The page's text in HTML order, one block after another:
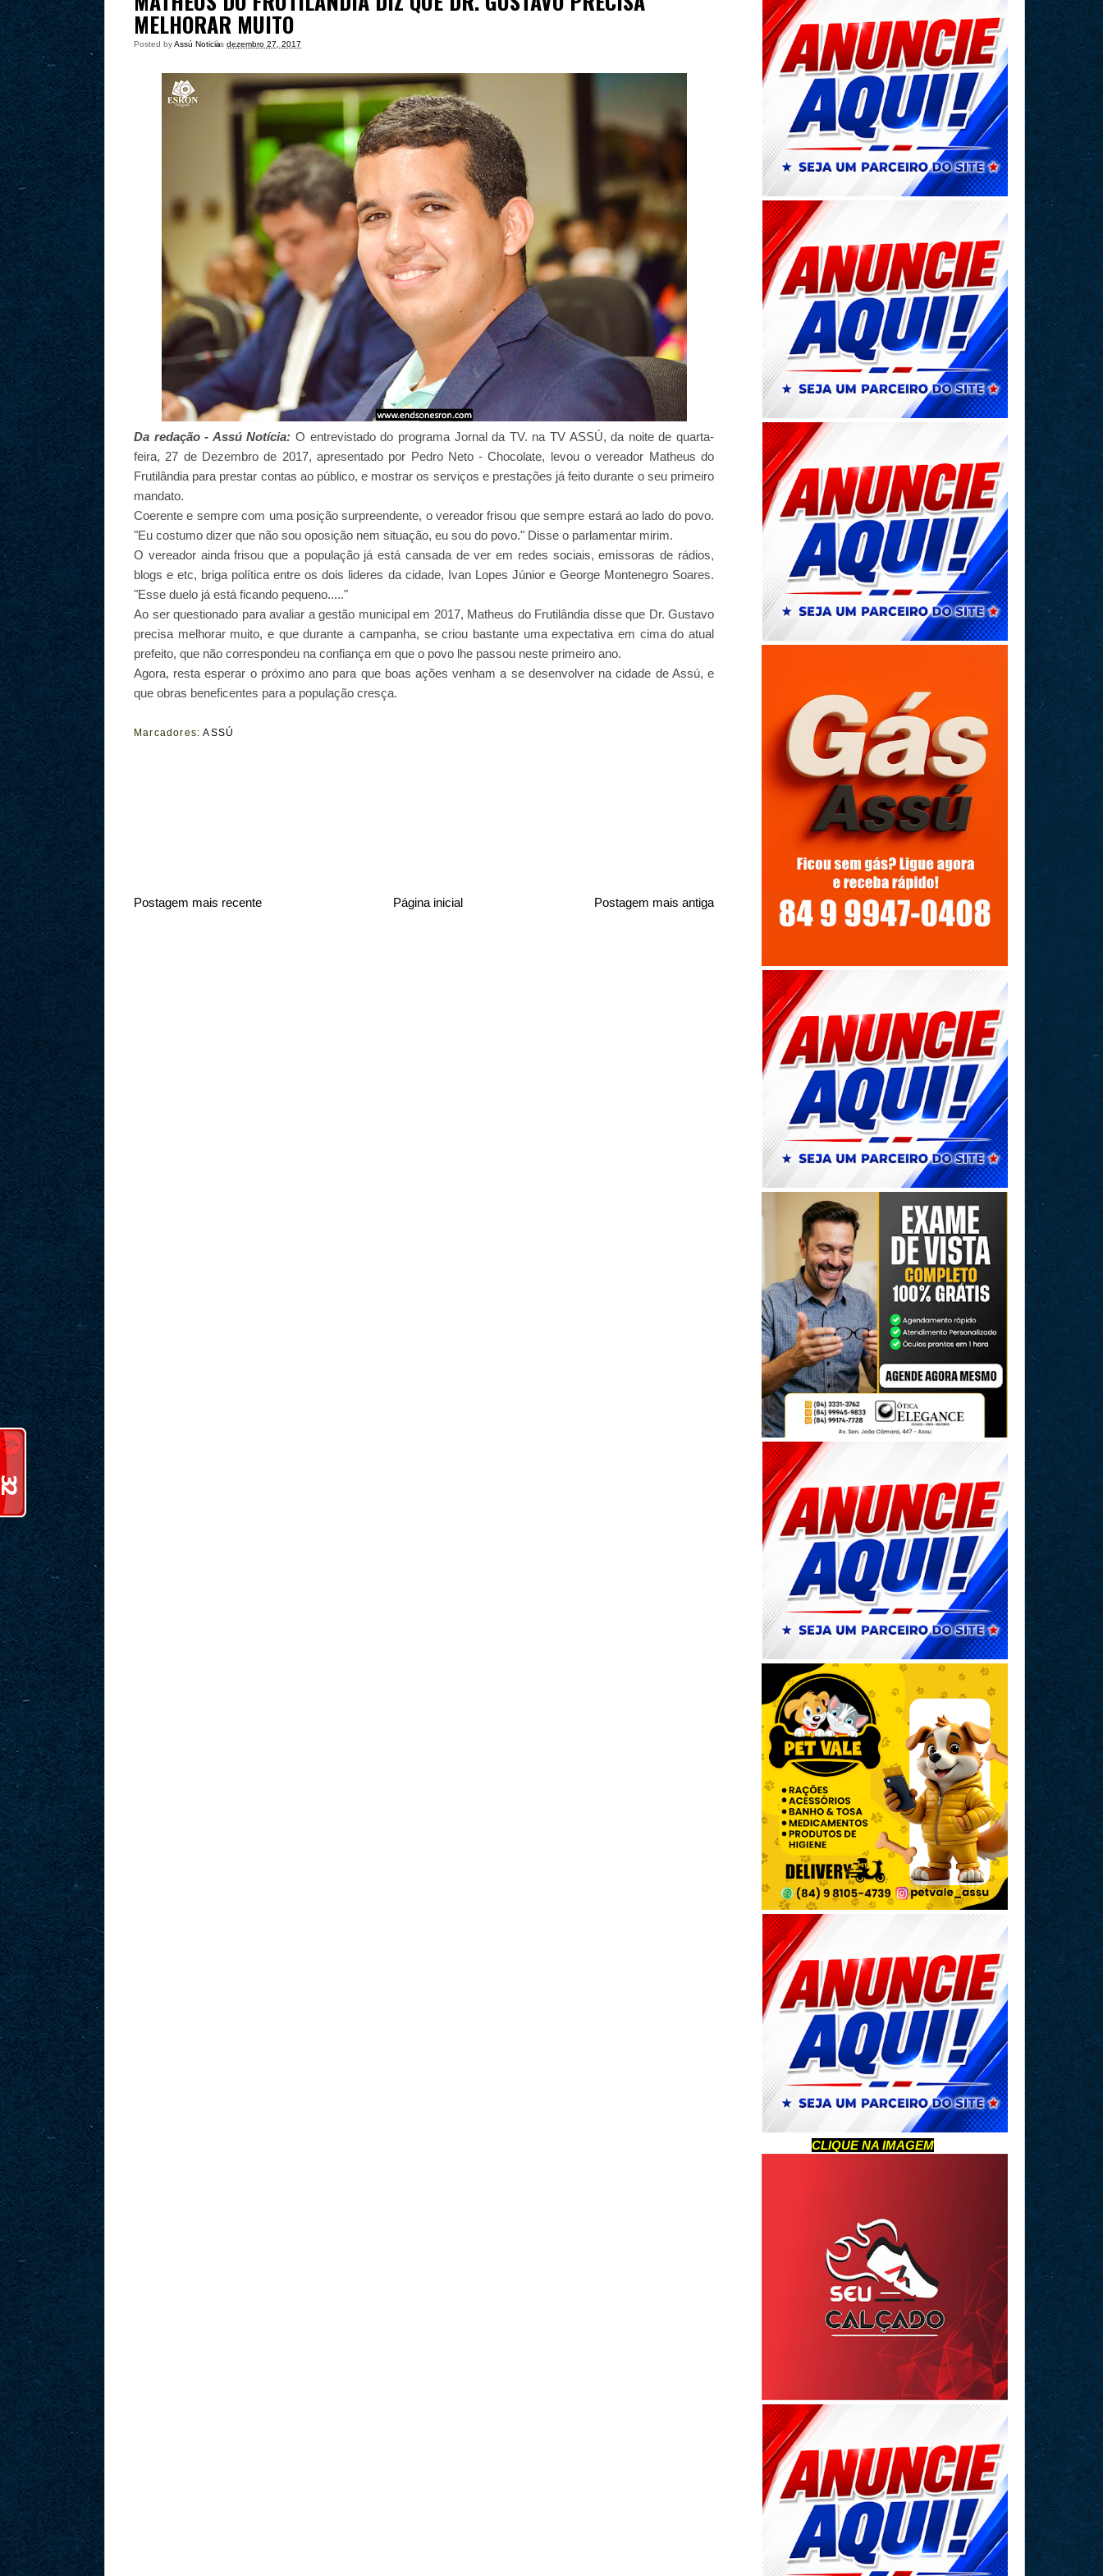
MELHORAR MUITO
Posted byAssú Noticia
às dezembro 27, 2017
Da redação - Assú Notícia:O entrevistado do programa Jornal da TV. na TV ASSÚ, da noite de quarta-
feira, 27 de Dezembro de 2017, apresentado por Pedro Neto - Chocolate, levou o vereador Matheus do
Frutilândia para prestar contas ao público, e mostrar os serviços e prestações já feito durante o seu primeiro
mandato.
Coerente e sempre com uma posição surpreendente, o vereador frisou que sempre estará ao lado do povo.
"Eu costumo dizer que não sou oposição nem situação, eu sou do povo." Disse o parlamentar mirim.
O vereador ainda frisou que a população já está cansada de ver em redes sociais, emissoras de rádios,
blogs e etc, briga política entre os dois lideres da cidade, Ivan Lopes Júnior e George Montenegro Soares.
"Esse duelo já está ficando pequeno....."
Ao ser questionado para avaliar a gestão municipal em 2017, Matheus do Frutilândia disse que Dr. Gustavo
precisa melhorar muito, e que durante a campanha, se criou bastante uma expectativa em cima do atual
prefeito, que não correspondeu na confiança em que o povo lhe passou neste primeiro ano.
Agora, resta esperar o próximo ano para que boas ações venham a se desenvolver na cidade de Assú, e
que obras beneficentes para a população cresça.
Marcadores:ASSÚ
Postagem mais recente Postagem mais antiga
Página inicial
CLIQUE NA IMAGEM